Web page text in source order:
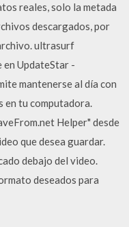
reales, solo la metada
descargados, por
ultrasurf
UpdateStar -
mantenerse al día con
en tu computadora.
Helper" desde
que desea guardar.
debajo del video.
deseados para